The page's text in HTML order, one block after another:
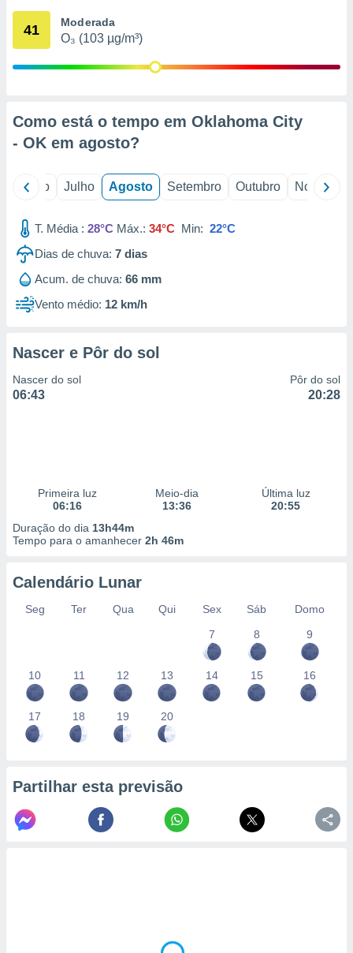
através
1199
41 Moderada
O₃ (103 µg/m³)
Como está o tempo em Oklahoma City
- OK em agosto?
Junho Julho Agosto Setembro Outubro Novembro
T. Média : 28°C Máx.: 34°C Min: 22°C
Dias de chuva: 7 dias
Acum. de chuva: 66 mm
Vento médio: 12 km/h
Nascer e Pôr do sol
Nascer do sol
06:43
Pôr do sol
20:28
Primeira luz
06:16
Meio-dia
13:36
Última luz
20:55
Duração do dia 13h44m
Tempo para o amanhecer 2h 46m
Calendário Lunar
Seg Ter Qua Qui Sex Sáb
Domo
7
8 9
10 11 12 13 14 15 16
17 18 19 20
Partilhar esta previsão